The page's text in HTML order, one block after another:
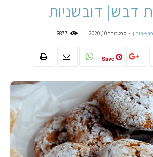
דבש| דובשניות
רובין - ספטמבר 10, 2020 8877
Save